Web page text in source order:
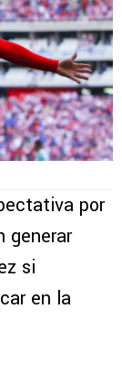
por
generar
si
en la